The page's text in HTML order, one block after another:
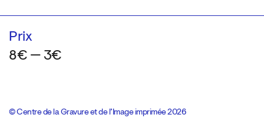
Prix
8€ — 3€
© Centre de la Gravure et de l’Image imprimée 2026